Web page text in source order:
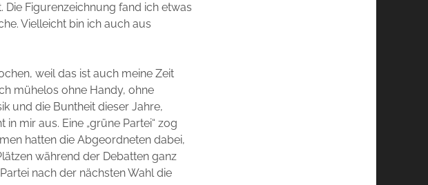
Figurenzeichnung fand ich etwas
Vielleicht bin ich auch aus
weil das ist auch meine Zeit
mühelos ohne Handy, ohne
und die Buntheit dieser Jahre,
mir aus. Eine „grüne Partei“ zog
hatten die Abgeordneten dabei,
während der Debatten ganz
nach der nächsten Wahl die